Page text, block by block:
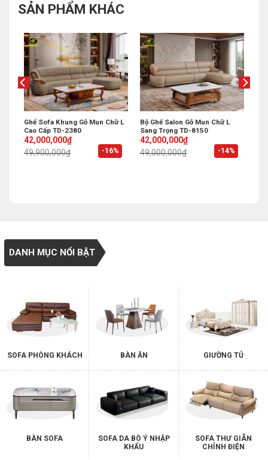
SẢN PHẨM KHÁC
-16%
Ghế Sofa Khung Gỗ Mun Chữ L
Cao Cấp TD-2380
49,900,000₫
Original
price
was:
42,000,000₫
Current
price
is:
-14%
Bộ Ghế Salon Gỗ Mun Chữ L
Sang Trọng TD-8150
49,000,000₫
Original
price
was:
42,000,000₫
Current
price
is:
DANH MỤC NỔI BẬT
SOFA PHÒNG KHÁCH BÀN ĂN GIƯỜNG TỦ
BÀN SOFA
SOFA DA BÒ Ý NHẬP
KHẨU
SOFA THƯ GIÃN
CHỈNH ĐIỆN